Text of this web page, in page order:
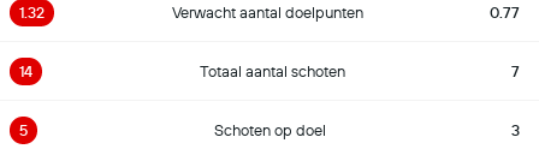
1.32 Verwacht aantal doelpunten 0.77
14 Totaal aantal schoten 7
5 Schoten op doel 3